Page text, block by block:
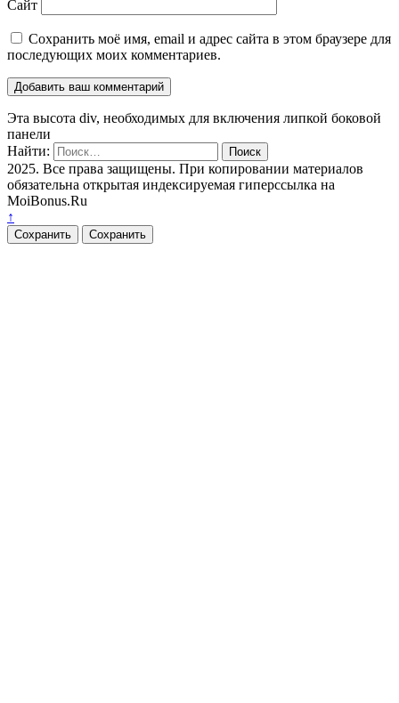
Сайт
Сохранить моё имя, email и адрес сайта в этом браузере для
последующих моих комментариев.
Эта высота div, необходимых для включения липкой боковой
панели
Найти:
2025. Все права защищены. При копировании материалов
обязательна открытая индексируемая гиперссылка на
MoiBonus.Ru
↑